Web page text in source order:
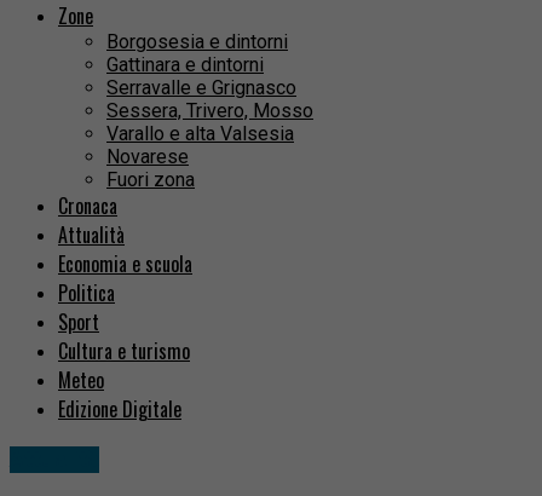
Zone
Borgosesia e dintorni
Gattinara e dintorni
Serravalle e Grignasco
Sessera, Trivero, Mosso
Varallo e alta Valsesia
Novarese
Fuori zona
Cronaca
Attualità
Economia e scuola
Politica
Sport
Cultura e turismo
Meteo
Edizione Digitale